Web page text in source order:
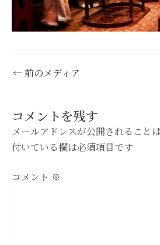
←前のメディア
コメントを残す
メールアドレスが公開されること
付いている欄は必須項目です
コメント ※